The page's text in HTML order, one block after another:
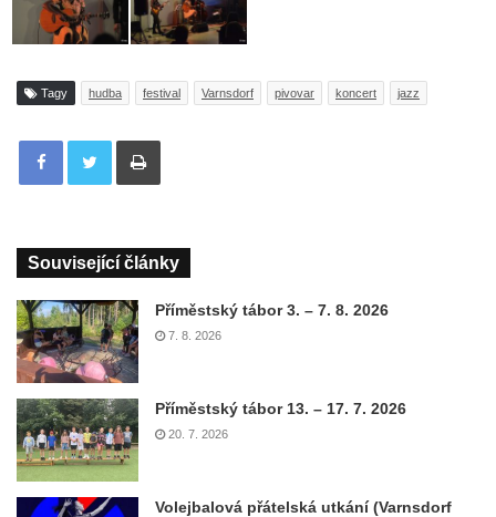
Tagy hudba festival Varnsdorf pivovar koncert jazz
Tisknout
Související články
Příměstský tábor 3. – 7. 8. 2026
7. 8. 2026
Příměstský tábor 13. – 17. 7. 2026
20. 7. 2026
Volejbalová přátelská utkání (Varnsdorf